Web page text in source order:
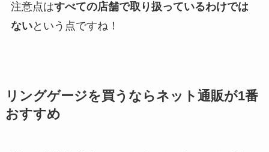
注意点はすべての店舗で取り扱っているわけでは
ないという点ですね！
リングゲージを買うならネット通販が1番
おすすめ